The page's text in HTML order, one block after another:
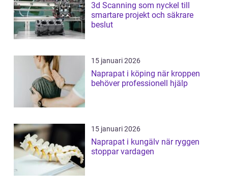
3d Scanning som nyckel till
smartare projekt och säkrare
beslut
15 januari 2026
Naprapat i köping när kroppen
behöver professionell hjälp
15 januari 2026
Naprapat i kungälv när ryggen
stoppar vardagen